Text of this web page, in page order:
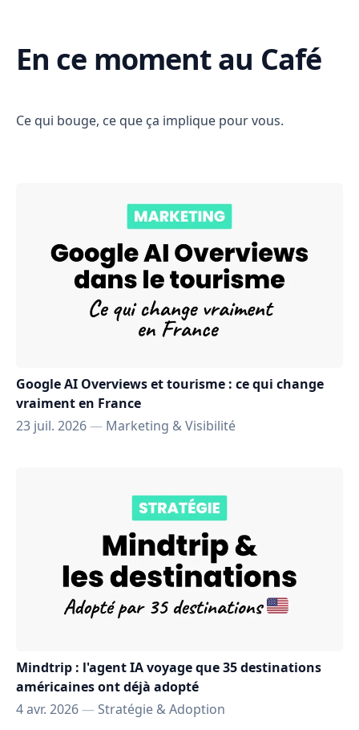
En ce moment au Café
Ce qui bouge, ce que ça implique pour vous.
Google AI Overviews et tourisme : ce qui change
vraiment en France
23 juil. 2026— Marketing & Visibilité
Mindtrip : l'agent IA voyage que 35 destinations
américaines ont déjà adopté
4 avr. 2026—Stratégie & Adoption